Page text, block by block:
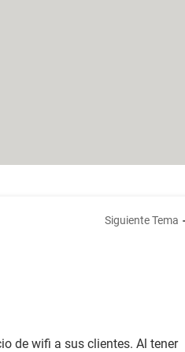
Siguiente Tema
de wifi a sus clientes. Al tener